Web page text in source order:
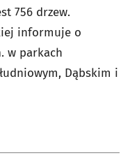
756 drzew.
informuje o
w parkach
Dąbskim i